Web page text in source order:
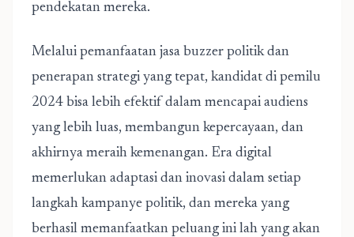
pendekatan mereka.
Melalui pemanfaatan jasa buzzer politik dan
penerapan strategi yang tepat, kandidat di pemilu
2024 bisa lebih efektif dalam mencapai audiens
yang lebih luas, membangun kepercayaan, dan
akhirnya meraih kemenangan. Era digital
memerlukan adaptasi dan inovasi dalam setiap
langkah kampanye politik, dan mereka yang
berhasil memanfaatkan peluang ini lah yang akan